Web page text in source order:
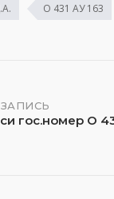
О 431 АУ 163
гос.номер О